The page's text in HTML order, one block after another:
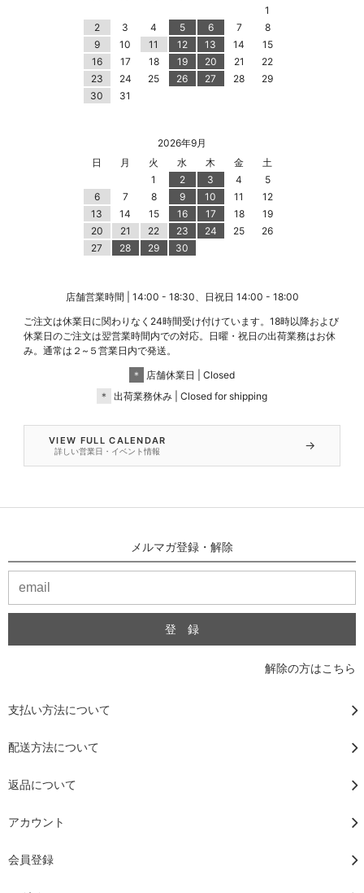
1
2
3 4 5 6 7
8
9
10 11 12 13 14
15
16
17 18 19 20 21
22
23
24 25 26 27 28
29
30
31
2026年9月
日
月 火 水 木 金
土
1
2 3 4
5
6
7 8 9 10 11
12
13
14 15 16 17 18
19
20
21 22 23 24 25
26
27
28 29 30
店舗営業時間 | 14:00 - 18:30、日祝日 14:00 - 18:00
ご注文は休業日に関わりなく24時間受け付けています。18時以降および
休業日のご注文は翌営業時間内での対応。日曜・祝日の出荷業務はお休
み。通常は２~５営業日内で発送。
＊
店舗休業日 | Closed
＊
出荷業務休み | Closed for shipping
VIEW FULL CALENDAR
詳しい営業日・イベント情報 →
メルマガ登録・解除
解除の方はこちら
支払い方法について
配送方法について
返品について
アカウント
会員登録